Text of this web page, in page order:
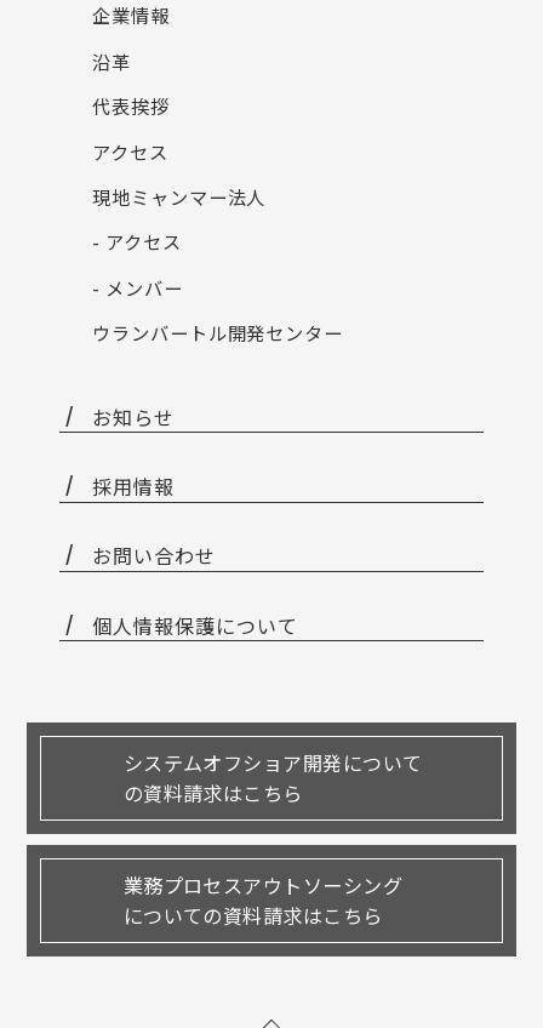
企業情報
沿革
代表挨拶
アクセス
現地ミャンマー法人
- アクセス
- メンバー
ウランバートル開発センター
お知らせ
採用情報
お問い合わせ
個人情報保護について
システムオフショア開発について
の資料請求はこちら
業務プロセスアウトソーシング
についての資料請求はこちら